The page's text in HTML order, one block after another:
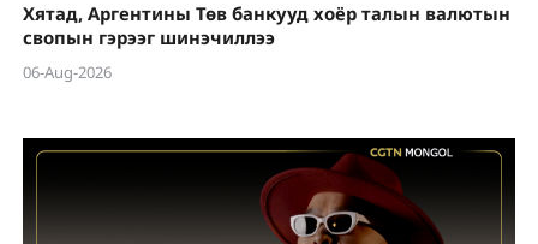
Хятад, Аргентины Төв банкууд хоёр талын валютын
свопын гэрээг шинэчиллээ
06-Aug-2026